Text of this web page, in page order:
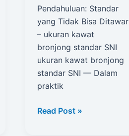
Pendahuluan: Standar
yang Tidak Bisa Ditawar
– ukuran kawat
bronjong standar SNI
ukuran kawat bronjong
standar SNI — Dalam
praktik
ukuran
Read Post »